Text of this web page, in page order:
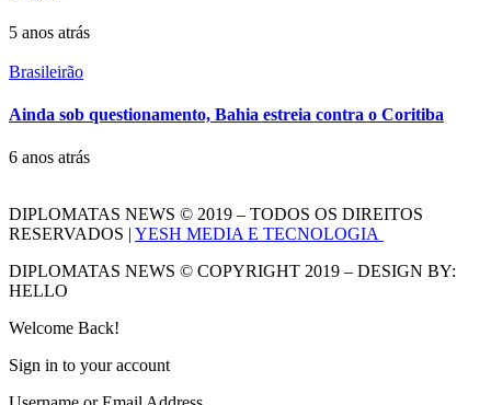
5 anos atrás
Brasileirão
Ainda sob questionamento, Bahia estreia contra o Coritiba
6 anos atrás
DIPLOMATAS NEWS © 2019 – TODOS OS DIREITOS
RESERVADOS | YESH MEDIA E TECNOLOGIA
DIPLOMATAS NEWS © COPYRIGHT 2019 – DESIGN BY:
HELLO
Welcome Back!
Sign in to your account